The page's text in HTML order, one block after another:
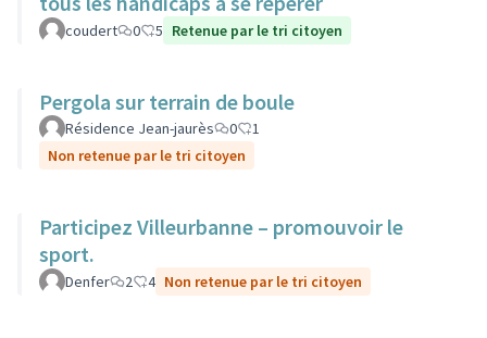
coudert 0 5 Retenue par le tri citoyen
Pergola sur terrain de boule
Résidence Jean-jaurès 0
1
Non retenue par le tri citoyen
Participez Villeurbanne – promouvoir le
sport.
Denfer 2 4 Non retenue par le tri citoyen